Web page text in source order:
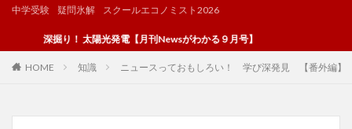
中学受験 疑問氷解 スクールエコノミスト2026
深掘り！ 太陽光発電【月刊Newsがわかる９月号】
HOME 知識 ニュースっておもしろい！ 学び深発見 【番外編】